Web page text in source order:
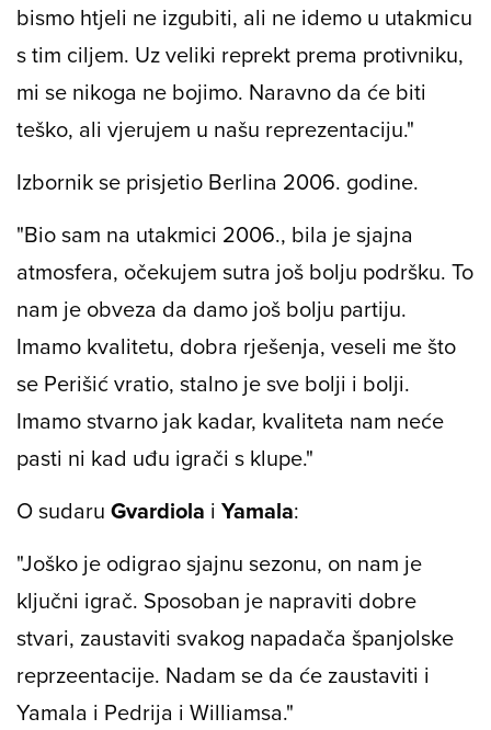
bismo htjeli ne izgubiti, ali ne idemo u utakmicu
s tim ciljem. Uz veliki reprekt prema protivniku,
mi se nikoga ne bojimo. Naravno da će biti
teško, ali vjerujem u našu reprezentaciju."
Izbornik se prisjetio Berlina 2006. godine.
"Bio sam na utakmici 2006., bila je sjajna
atmosfera, očekujem sutra još bolju podršku. To
nam je obveza da damo još bolju partiju.
Imamo kvalitetu, dobra rješenja, veseli me što
se Perišić vratio, stalno je sve bolji i bolji.
Imamo stvarno jak kadar, kvaliteta nam neće
pasti ni kad uđu igrači s klupe."
O sudaru Gvardiola i Yamala:
"Joško je odigrao sjajnu sezonu, on nam je
ključni igrač. Sposoban je napraviti dobre
stvari, zaustaviti svakog napadača španjolske
reprzeentacije. Nadam se da će zaustaviti i
Yamala i Pedrija i Williamsa."